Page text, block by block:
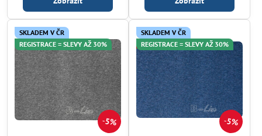
5%
SKLADEM V ČR
REGISTRACE = SLEVY AŽ 30%
5%
SKLADEM V ČR
REGISTRACE = SLEVY AŽ 30%